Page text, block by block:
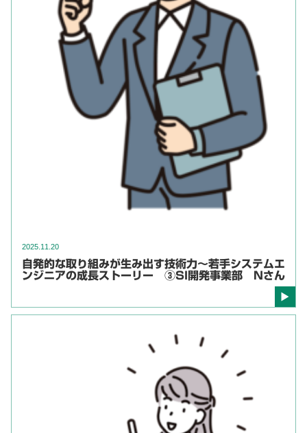
2025.11.20
自発的な取り組みが生み出す技術力～若手システムエ
ンジニアの成長ストーリー ③SI開発事業部 Nさん